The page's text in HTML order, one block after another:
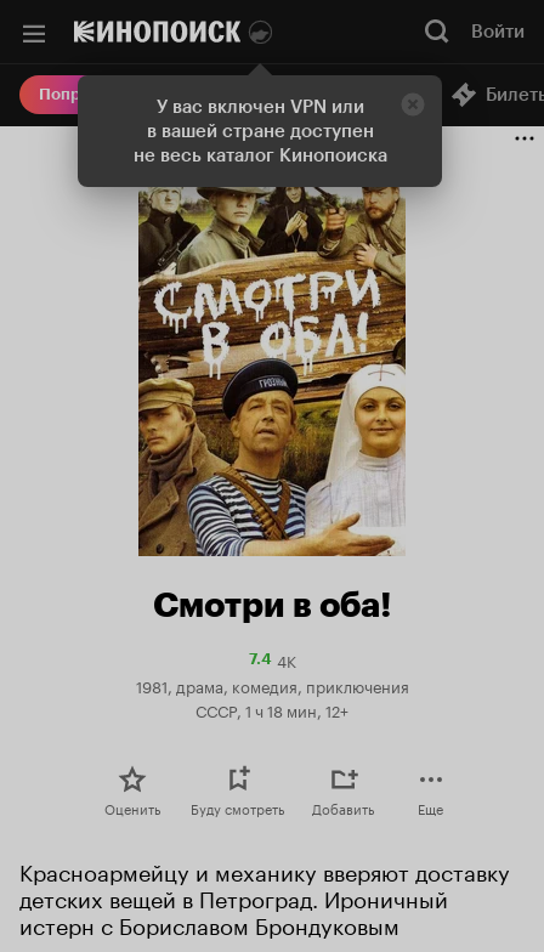
У вас включен VPN или
в вашей стране доступен
не весь каталог Кинопоиска
Войти
Попробовать Плюс Онлайн-кинотеатр
Смотри в оба!
7.4Рейтинг
7.4
4K
1981, драма, комедия, приключения
СССР, 1 ч 18 мин, 12+
Оценить Буду смотреть Добавить Еще
Красноармейцу и механику вверяют доставку
детских вещей в Петроград. Ироничный
истерн с Бориславом Брондуковым